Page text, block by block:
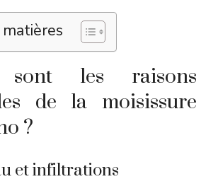
sont les raisons
de la moisissure
?
et infiltrations